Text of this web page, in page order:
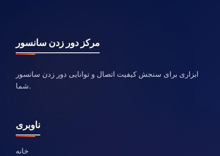
مرکز دور زدن سانسور
ابزاری برای سنجش کیفیت اتصال و توانایی دور زدن سانسور
شما.
ناوبری
خانه